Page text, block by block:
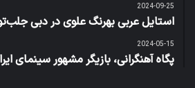
2024-09-25
استایل عربی بهرنگ علوی در دبی
2024-05-15
پگاه آهنگرانی، بازیگر مشهور سینمای